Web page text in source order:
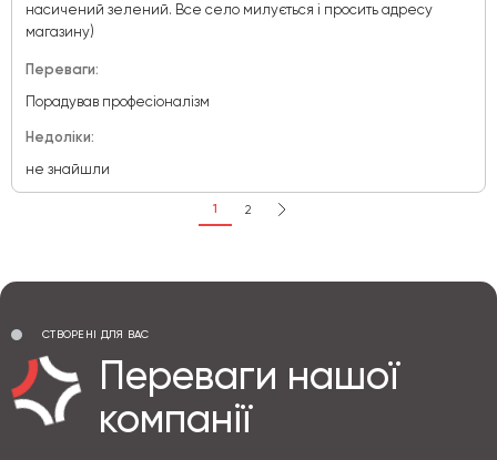
насичений зелений. Все село милується і просить адресу
магазину)
Переваги:
Порадував професіоналізм
Недоліки:
не знайшли
1 2
СТВОРЕНІ ДЛЯ ВАС
Переваги нашої
компанії